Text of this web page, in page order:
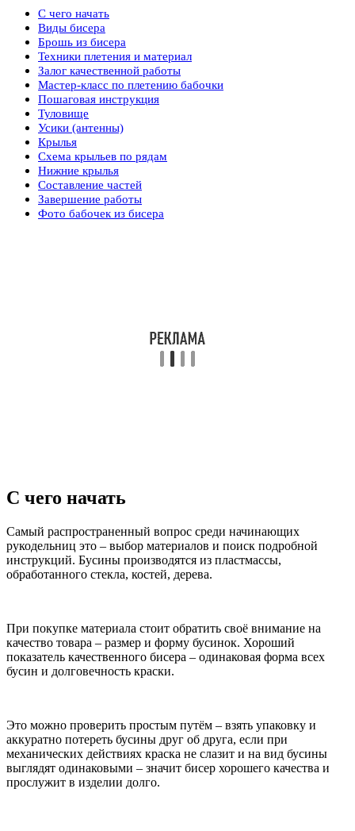
С чего начать
Виды бисера
Брошь из бисера
Техники плетения и материал
Залог качественной работы
Мастер-класс по плетению бабочки
Пошаговая инструкция
Туловище
Усики (антенны)
Крылья
Схема крыльев по рядам
Нижние крылья
Составление частей
Завершение работы
Фото бабочек из бисера
С чего начать
Самый распространенный вопрос среди начинающих
рукодельниц это – выбор материалов и поиск подробной
инструкций. Бусины производятся из пластмассы,
обработанного стекла, костей, дерева.
При покупке материала стоит обратить своё внимание на
качество товара – размер и форму бусинок. Хороший
показатель качественного бисера – одинаковая форма всех
бусин и долговечность краски.
Это можно проверить простым путём – взять упаковку и
аккуратно потереть бусины друг об друга, если при
механических действиях краска не слазит и на вид бусины
выглядят одинаковыми – значит бисер хорошего качества и
прослужит в изделии долго.